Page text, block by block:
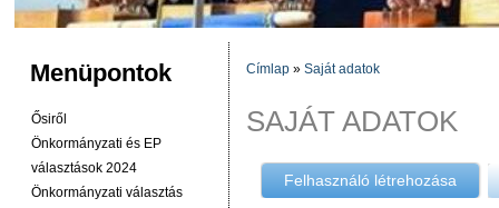
Menüpontok
Ősiről
Önkormányzati és EP
választások 2024
Önkormányzati választás
JELENLEGI HELY
Címlap » Saját adatok
SAJÁT ADATOK
Felhasználó létrehozása